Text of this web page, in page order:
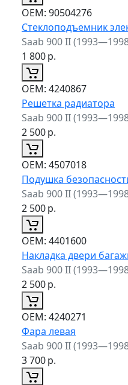
ОЕМ: 90504276
Стеклоподъемник
Saab 900 II
1 800р.
ОЕМ: 4240867
Решетка радиатора
Saab 900 II
2 500р.
ОЕМ: 4507018
Подушка
Saab 900 II
2 500р.
ОЕМ: 4401600
Накладка двери
Saab 900 II
2 500р.
ОЕМ: 4240271
Фара левая
Saab 900 II
3 700р.